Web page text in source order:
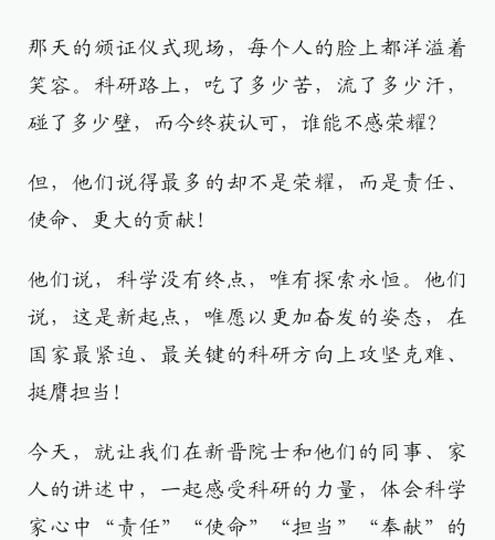
那天的颁证仪式现场，每个人的脸上都洋溢着
笑容。科研路上，吃了多少苦，流了多少汗，
碰了多少壁，而今终获认可，谁能不感荣耀？
但，他们说得最多的却不是荣耀，而是责任、
使命、更大的贡献！
他们说，科学没有终点，唯有探索永恒。他们
说，这是新起点，唯愿以更加奋发的姿态，在
国家最紧迫、最关键的科研方向上攻坚克难、
挺膺担当！
今天，就让我们在新晋院士和他们的同事、家
人的讲述中，一起感受科研的力量，体会科学
家心中“责任”“使命”“担当”“奉献”的